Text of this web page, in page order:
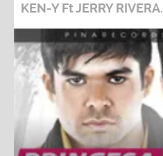
KEN-Y Ft JERRY RIVERA.